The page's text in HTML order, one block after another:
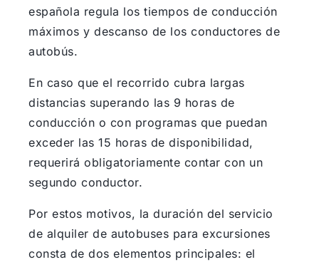
española regula los tiempos de conducción
máximos y descanso de los conductores de
autobús.
En caso que el recorrido cubra largas
distancias superando las 9 horas de
conducción o con programas que puedan
exceder las 15 horas de disponibilidad,
requerirá obligatoriamente contar con un
segundo conductor.
Por estos motivos, la duración del servicio
de alquiler de autobuses para excursiones
consta de dos elementos principales: el